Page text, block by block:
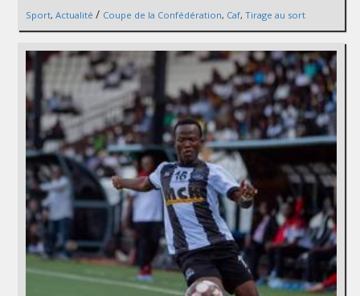
Sport, Actualité / Coupe de la Confédération, Caf, Tirage au sort